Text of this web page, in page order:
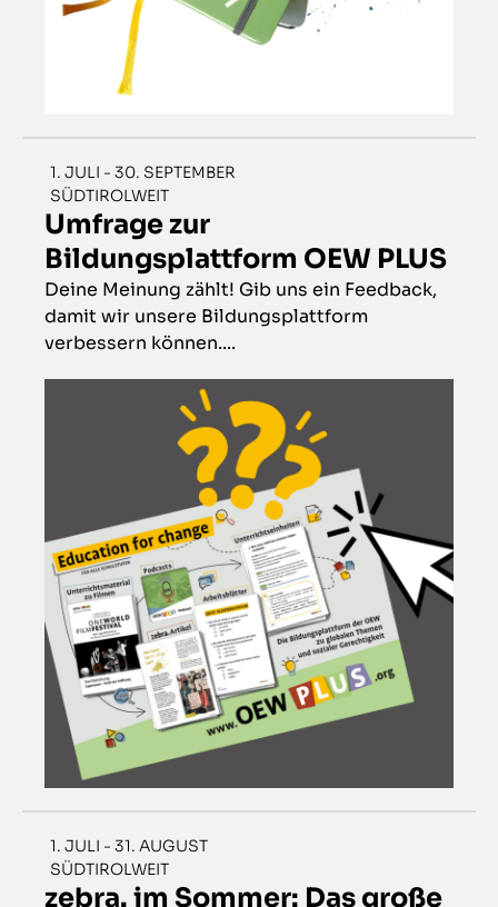
1. JULI - 30. SEPTEMBER
SÜDTIROLWEIT
Umfrage zur
Bildungsplattform OEW PLUS
Deine Meinung zählt! Gib uns ein Feedback,
damit wir unsere Bildungsplattform
verbessern können....
1. JULI - 31. AUGUST
SÜDTIROLWEIT
zebra. im Sommer: Das große